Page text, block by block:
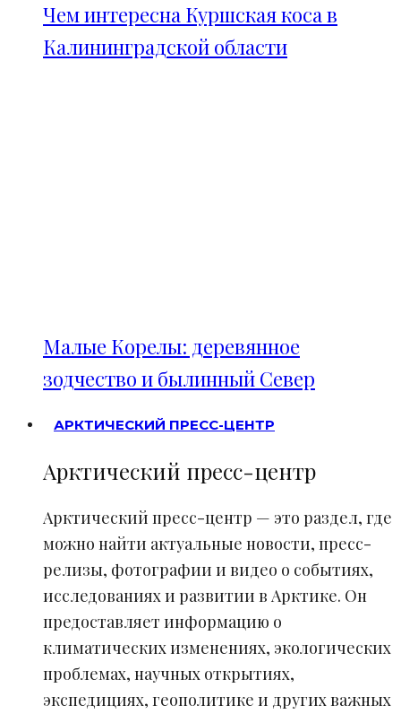
Чем интересна Куршская коса в
Калининградской области
Малые Корелы: деревянное
зодчество и былинный Север
АРКТИЧЕСКИЙ ПРЕСС-ЦЕНТР
Арктический пресс-центр
Арктический пресс-центр — это раздел, где
можно найти актуальные новости, пресс-
релизы, фотографии и видео о событиях,
исследованиях и развитии в Арктике. Он
предоставляет информацию о
климатических изменениях, экологических
проблемах, научных открытиях,
экспедициях, геополитике и других важных